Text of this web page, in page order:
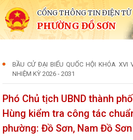
CỔNG THÔNG TIN ĐIỆN TỬ
PHƯỜNG ĐỒ SƠN
BẦU CỬ ĐẠI BIỂU QUỐC HỘI KHÓA XVI
NHIỆM KỲ 2026 - 2031
Phó Chủ tịch UBND thành
Hùng kiểm tra công tác
phường: Đồ Sơn, Nam Đồ